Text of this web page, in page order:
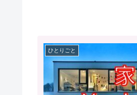
ひとりごと